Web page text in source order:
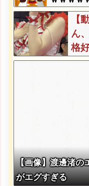
ｗｗｗｗ
【
ん
格
い
【画像】渡邊渚の
がエグすぎる